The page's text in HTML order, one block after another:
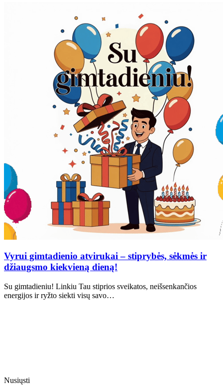
Vyrui gimtadienio atvirukai – stiprybės, sėkmės ir
džiaugsmo kiekvieną dieną!
Su gimtadieniu! Linkiu Tau stiprios sveikatos, neišsenkančios
energijos ir ryžto siekti visų savo…
Nusiųsti